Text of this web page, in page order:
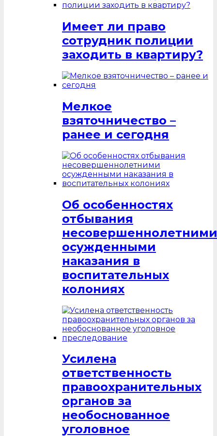
Имеет ли право
сотрудник полиции
заходить в квартиру?
Мелкое
взяточничество –
ранее и сегодня
Об особенностях
отбывания
несовершеннолетними
осужденными
наказания в
воспитательных
колониях
Усилена
ответственность
правоохранительных
органов за
необоснованное
уголовное